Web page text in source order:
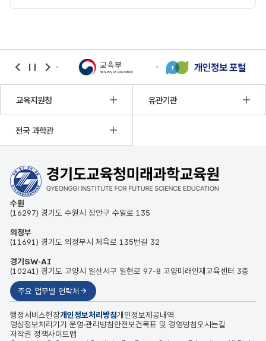
bannerbannerbanner
교육지원청 유관기관
전국 과학관
수원
(16297) 경기도 수원시 장안구 수일로 135
의정부
(11691) 경기도 의정부시 체육로 135번길 32
경기SW·AI
(10241) 경기도 고양시 일산서구 일현로 97-8 고양미래인재교육센터 3층
주요 업무별 연락처
행정서비스헌장개인정보처리방침개인정보제공내역
영상정보처리기기 운영·관리방침안전보건목표 및 경영방침오시는길
저작권 정책사이트맵